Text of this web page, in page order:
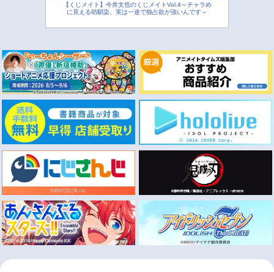
【くじメイト】今井文也のくじメイトVol.4～チャラめ
に見える幼馴染、実は一途で独占欲が強いんです～